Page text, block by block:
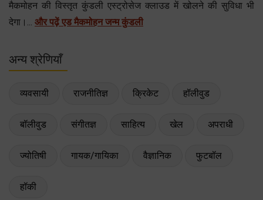
मैकमोहन की विस्तृत कुंडली एस्ट्रोसेज क्लाउड में खोलने की सुविधा भी
देगा।... और पढ़ें एड मैकमोहन जन्म कुंडली
अन्य श्रेणियाँ
व्यवसायी राजनीतिज्ञ क्रिकेट हॉलीवुड
बॉलीवुड संगीतज्ञ साहित्य खेल अपराधी
ज्योतिषी गायक/गायिका वैज्ञानिक फुटबॉल
हॉकी